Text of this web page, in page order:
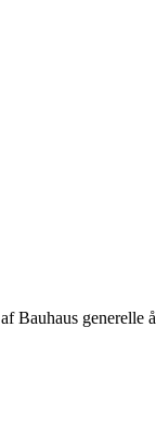
Bauhaus generelle